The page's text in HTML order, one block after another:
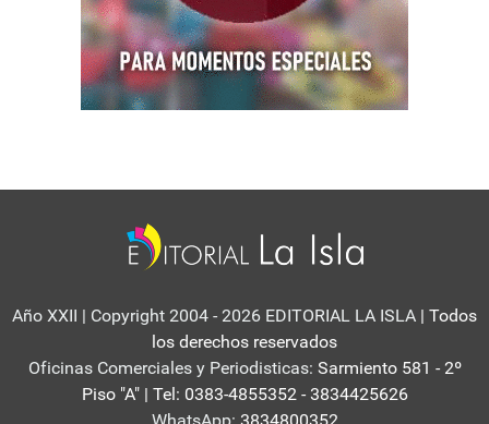
Año XXII | Copyright 2004 - 2026 EDITORIAL LA ISLA | Todos
los derechos reservados
Oficinas Comerciales y Periodisticas: Sarmiento 581 - 2º
Piso "A" | Tel: 0383-4855352 - 3834425626